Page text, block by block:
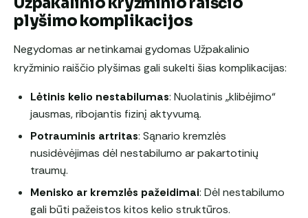
plyšimo komplikacijos
Negydomas ar netinkamai gydomas Užpakalinio
kryžminio raiščio plyšimas gali sukelti šias komplikacijas:
Lėtinis kelio nestabilumas: Nuolatinis „klibėjimo“
jausmas, ribojantis fizinį aktyvumą.
Potrauminis artritas: Sąnario kremzlės
nusidėvėjimas dėl nestabilumo ar pakartotinių
traumų.
Menisko ar kremzlės pažeidimai: Dėl nestabilumo
gali būti pažeistos kitos kelio struktūros.